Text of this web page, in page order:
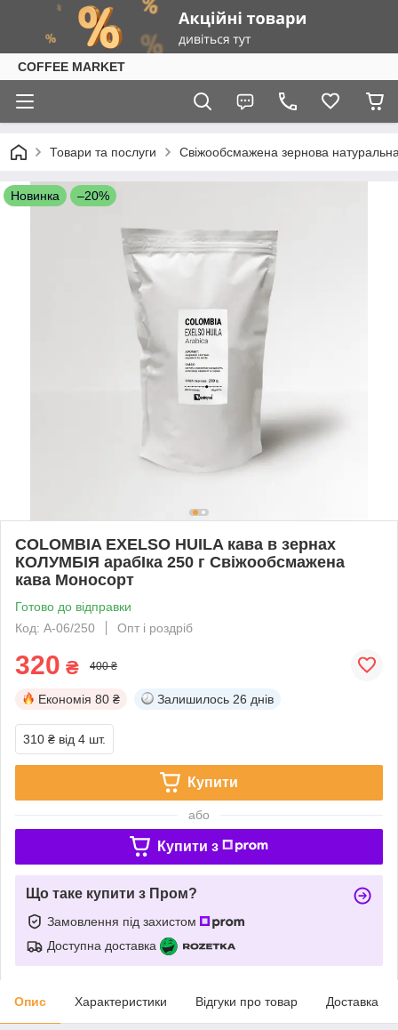
COFFEE MARKET
Товари та послуги Свіжообсмажена зернова
Новинка –20%
COLOMBIA EXELSO HUILA кава в зернах
КОЛУМБІЯ арабІка 250 г Свіжообсмажена
кава Моносорт
Готово до відправки
Код: А-06/250
Опт і роздріб
320 ₴ 400 ₴
Економія 80 ₴ Залишилось 26 днів
310 ₴ від 4 шт.
Купити
або
Купити з
Що таке купити з Пром?
Замовлення під захистом
Доступна доставка
Опис Характеристики Відгуки про товар Доставка